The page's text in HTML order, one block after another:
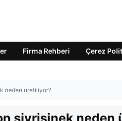
Firma Rehberi Çerez
neden üretiliyor?
sivrisinek